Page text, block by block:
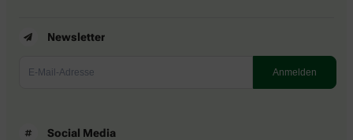
Newsletter
Social Media